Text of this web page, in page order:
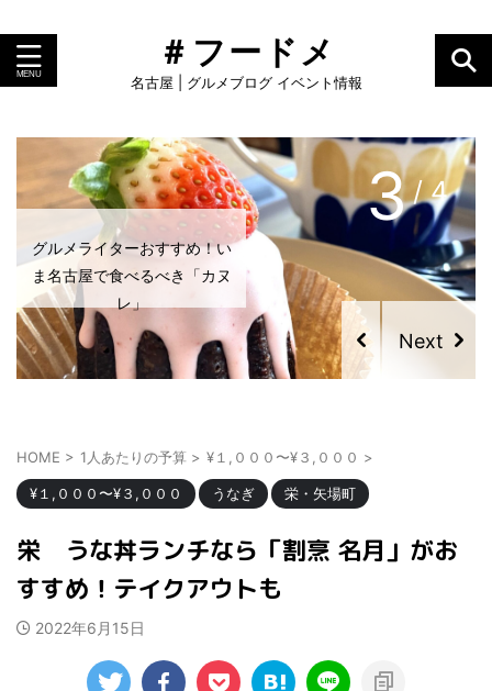
＃フードメ
名古屋 | グルメブログ イベント情報
グルメライターおすすめ！い
ま名古屋で食べるべき「カヌ
レ」
4/ 4
HOME > 1人あたりの予算 > ¥１,０００〜¥３,０００ >
¥１,０００〜¥３,０００ うなぎ 栄・矢場町
栄 うな丼ランチなら「割烹 名月」がお
すすめ！テイクアウトも
2022年6月15日